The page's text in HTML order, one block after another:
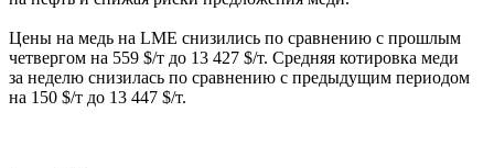
Цены на медь на LME снизились по сравнению с прошлым
четвергом на 559 $/т до 13 427 $/т. Средняя котировка меди
за неделю снизилась по сравнению с предыдущим периодом
на 150 $/т до 13 447 $/т.